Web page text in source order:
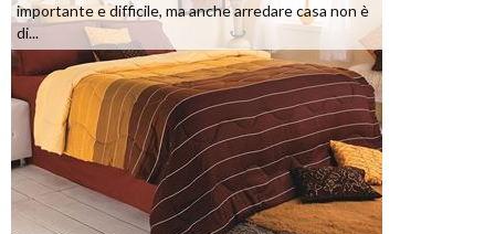
importante e difficile, ma anche arredare casa non è
di...